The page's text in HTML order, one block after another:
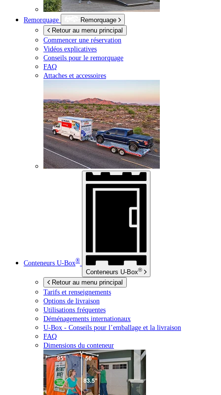
Remorquage
Remorquage
Retour au menu principal
Commencer une réservation
Vidéos explicatives
Conseils pour le remorquage
FAQ
Attaches et accessoires
Conteneurs U-Box®
Conteneurs U-Box®
Retour au menu principal
Tarifs et renseignements
Options de livraison
Utilisations fréquentes
Déménagements internationaux
U-Box - Conseils pour l’emballage et la livraison
FAQ
Dimensions du conteneur